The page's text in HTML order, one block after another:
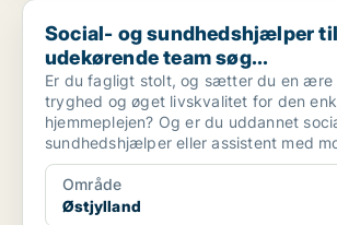
Social- og sundhedshjælper til udekørende
Social- og sundhedshjælper til
udekørende team søg...
Er du fagligt stolt, og sætter du en ære
tryghed og øget livskvalitet for den
hjemmeplejen? Og er du uddannet
sundhedshjælper eller assistent med
Område
Østjylland